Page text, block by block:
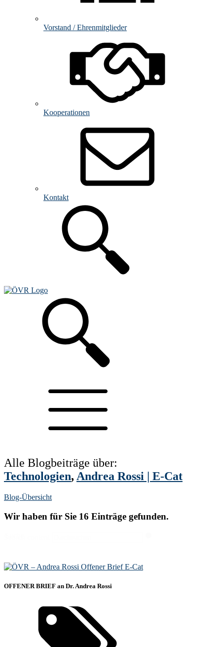
Vorstand / Ehrenmitglieder
Kooperationen
Kontakt
Alle Blogbeiträge über:
Technologien, Andrea Rossi | E-Cat
Blog-Übersicht
Wir haben für Sie 16 Einträge gefunden.
OFFENER BRIEF an Dr. Andrea Rossi